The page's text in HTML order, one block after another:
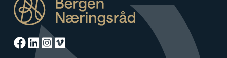
Facebook
Linkedin
Instagram
Vimeo